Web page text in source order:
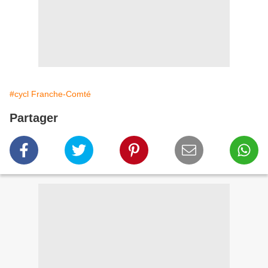
#cycl Franche-Comté
Partager